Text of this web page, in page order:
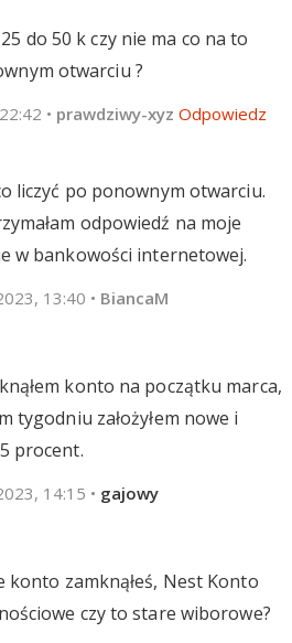
do 50 k czy nie ma co na to
otwarciu ?
• prawdziwy-xyz Odpowiedz
liczyć po ponownym otwarciu.
odpowiedź na moje
w bankowości internetowej.
13:40 • BiancaM
konto na początku marca,
tygodniu założyłem nowe i
procent.
14:15 • gajowy
konto zamknąłeś, Nest Konto
czy to stare wiborowe?